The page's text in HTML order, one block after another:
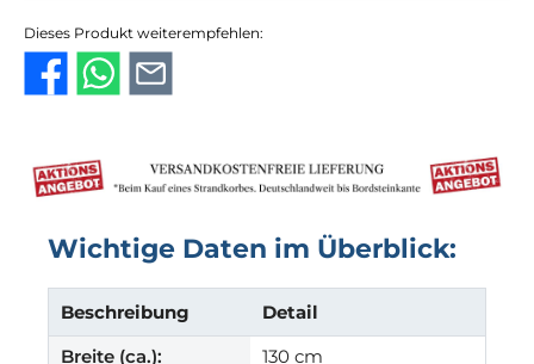
Dieses Produkt weiterempfehlen:
Wichtige Daten im Überblick:
Beschreibung
Detail
Breite (ca.):
130 cm